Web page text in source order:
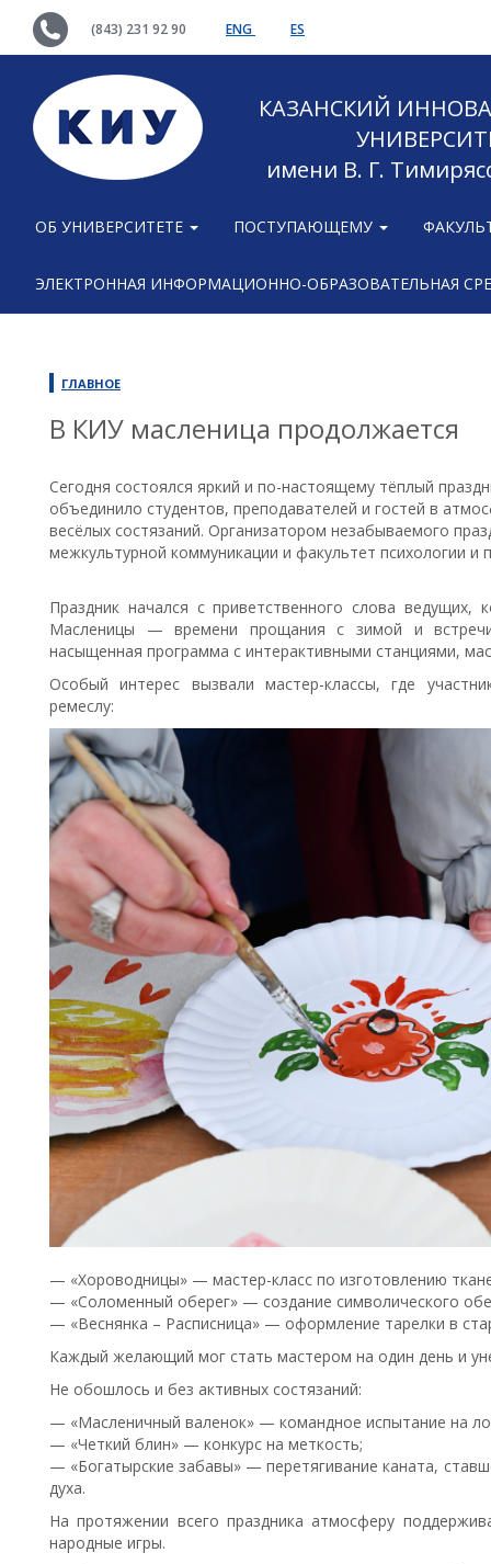
(843) 231 92 90 ENG ES
КАЗАНСКИЙ
имени В. Г.
ОБ УНИВЕРСИТЕТЕ ПОСТУПАЮЩЕМУ
ЭЛЕКТРОННАЯ ИНФОРМАЦИОННО-ОБРАЗОВАТЕЛЬНАЯ
ГЛАВНОЕ
В КИУ масленица продолжается
Сегодня состоялся яркий и по-настоящему тёплый
объединило студентов, преподавателей и гостей в
весёлых состязаний. Организатором незабываемого
межкультурной коммуникации и факультет психологии и
Праздник начался с приветственного слова ведущих,
Масленицы — времени прощания с зимой и
насыщенная программа с интерактивными станциями,
Особый интерес вызвали мастер-классы, где
ремеслу:
— «Хороводницы» — мастер-класс по изготовлению
— «Соломенный оберег» — создание символического
— «Веснянка – Расписница» — оформление тарелки в
Каждый желающий мог стать мастером на один день и
Не обошлось и без активных состязаний:
— «Масленичный валенок» — командное испытание на
— «Четкий блин» — конкурс на меткость;
— «Богатырские забавы» — перетягивание каната,
духа.
На протяжении всего праздника атмосферу
народные игры.